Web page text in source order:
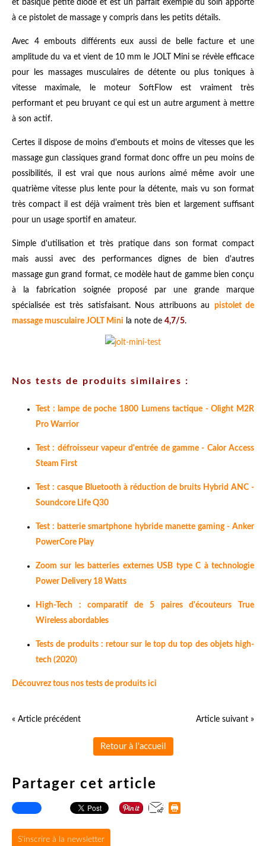
et basique petite diode et est un parfait exemple du soin apporté
à ce pistolet de massage y compris dans les petits détails.
Avec 4 embouts différents eux aussi de belle facture et une
amplitude du va et vient de 10 mm le JOLT Mini se révèle efficace
pour les massages musculaires de détente ou plus toniques à
vitesse maximale, le moteur SoftFlow est vraiment très
performant et peu bruyant ce qui est un autre argument à mettre
à son actif.
Certes il dispose de moins d'embouts et moins de vitesses que les
massage gun classiques grand format donc offre un peu moins de
possibilités, il est vrai que nous aurions aimé même avoir une
quatrième vitesse plus lente pour la détente, mais vu son format
très compact il est déjà vraiment très bien et largement suffisant
pour un usage sportif en amateur.
Simple d'utilisation et très pratique dans son format compact
mais aussi avec des performances dignes de bien d'autres
massage gun grand format, ce modèle haut de gamme bien conçu
à la fabrication soignée proposé par une grande marque
spécialisée est très satisfaisant.
Nous attribuons au pistolet de
massage musculaire JOLT Mini la note de 4,7/5.
Nos tests de produits similaires :
Test : lampe de poche 1800 Lumens tactique - Olight M2R
Pro Warrior
Test : défroisseur vapeur d'entrée de gamme - Calor Access
Steam First
Test : casque Bluetooth à réduction de bruits Hybrid ANC -
Soundcore Life Q30
Test : batterie smartphone hybride manette gaming - Anker
PowerCore Play
Zoom sur les batteries externes USB type C à technologie
Power Delivery 18 Watts
High-Tech : comparatif de 5 paires d'écouteurs True
Wireless abordables
Tests de produits : retour sur le top du top des objets high-
tech (2020)
Découvrez tous nos tests de produits ici
« Article précédent Article suivant »
Retour à l'accueil
Partager cet article
S'inscrire à la newsletter